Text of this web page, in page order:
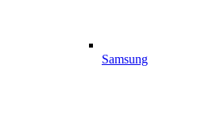
Samsung